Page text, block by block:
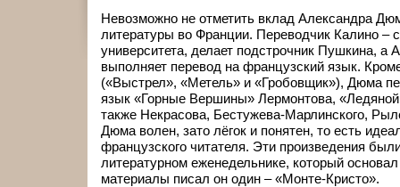
Невозможно не отметить вклад Александра
литературы во Франции. Переводчик Калино –
университета, делает подстрочник Пушкина, а
выполняет перевод на французский язык.
(«Выстрел», «Метель» и «Гробовщик»), Дюма
язык «Горные Вершины» Лермонтова,
также Некрасова, Бестужева-Марлинского,
Дюма волен, зато лёгок и понятен, то есть
французского читателя. Эти произведения
литературном еженедельнике, который
материалы писал он один – «Монте-Кристо».